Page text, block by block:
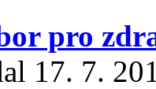
pro
17. 7.